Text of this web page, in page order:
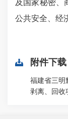
及国家秘密、
公共安全、经
附件下载
福建省三明
剥离、回收